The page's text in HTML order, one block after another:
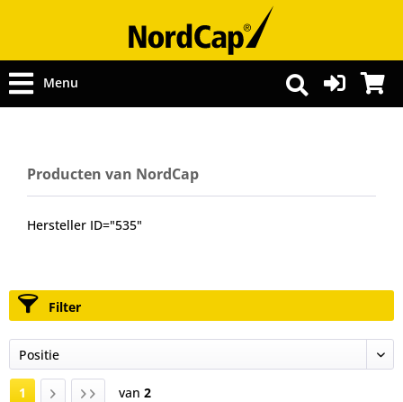
Menu
Producten van NordCap
Hersteller ID="535"
Filter
1 van 2